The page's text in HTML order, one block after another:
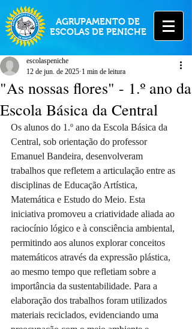
AGRUPAMENTO DE
ESCOLAS DE PENICHE
"As nossas flores" - 1.º ano da
Escola Básica da Central
escolaspeniche
12 de jun. de 2025 1 min de leitura
Os alunos do 1.º ano da Escola Básica da
Central, sob orientação do professor
Emanuel Bandeira, desenvolveram
trabalhos que refletem a articulação entre as
disciplinas de Educação Artística,
Matemática e Estudo do Meio. Esta
iniciativa promoveu a criatividade aliada ao
raciocínio lógico e à consciência ambiental,
permitindo aos alunos explorar conceitos
matemáticos através da expressão plástica,
ao mesmo tempo que refletiam sobre a
importância da sustentabilidade. Para a
elaboração dos trabalhos foram utilizados
materiais reciclados, evidenciando uma